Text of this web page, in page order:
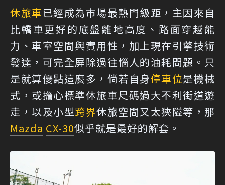
休旅車已經成為市場最熱門級距，主因來自
比轎車更好的底盤離地高度、路面穿越能
力、車室空間與實用性，加上現在引擎技術
發達，可完全屏除過往惱人的油耗問題。只
是就算優點這麼多，倘若自身停車位是機械
式，或擔心標準休旅車尺碼過大不利街道遊
走，以及小型跨界休旅空間又太狹隘等，那
Mazda CX-30似乎就是最好的解套。